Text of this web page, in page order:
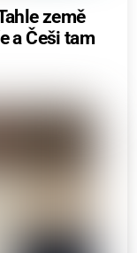
země
a Češi tam